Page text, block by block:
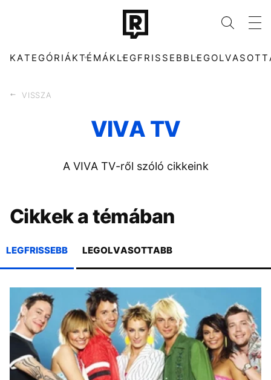
KATEGÓRIÁKTÉMÁKLEGFRISSEBB
FILM + SOROZAT TECH-TUDOMÁNY
SPORT TÁRSADALOM
ÉLETMÓD DESIGN
BESZÉLGETÉSEK ARCOK
VIDEÓ TÖRTÉNETEK
GASZTRO
CHRISTOPHER
TIKTOK
HŐSÉG SEBESTYÉN BALÁZS
VISSZA
VIVA TV
A VIVA TV-ről szóló cikkeink
Cikkek a témában
LEGFRISSEBB LEGOLVASOTTABB